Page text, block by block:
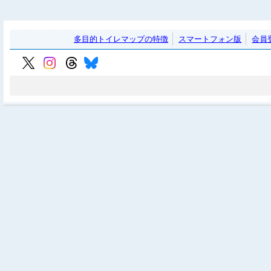
多目的トイレマップの特徴 スマートフォン版 会員